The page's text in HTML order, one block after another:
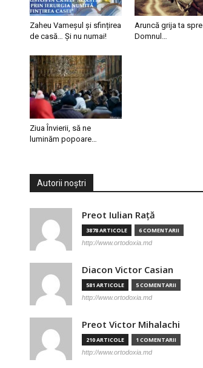
Zaheu Vameșul și sfințirea
de casă… Și nu numai!
Aruncă grija ta spre
Domnul…
Ziua Învierii, să ne
luminăm popoare…
Autorii noștri
Preot Iulian Raţă
3878 ARTICOLE 6 COMENTARII
http://www.ortodoxia.md
Diacon Victor Casian
581 ARTICOLE 5 COMENTARII
http://www.ortodoxia.md
Preot Victor Mihalachi
210 ARTICOLE 1 COMENTARII
http://www.ortodoxia.md